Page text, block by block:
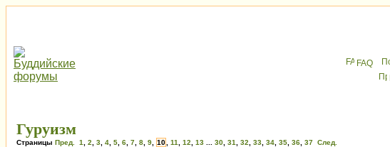
FAQ
Гуруизм
Страницы Пред. 1 2 3 4 5 6 7 8 9 10 11 12 13 30 31 32 33 34 35 36 37 След.